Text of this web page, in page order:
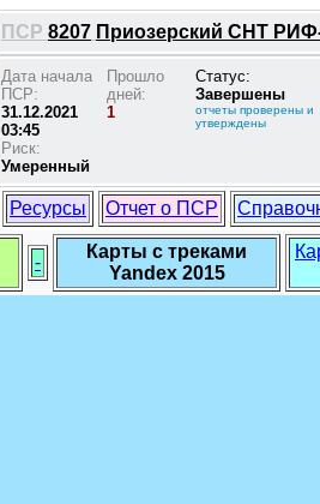
ПСР 8207 Приозерский СНТ
Дата начала
ПСР:
31.12.2021
03:45
Риск:
Умеренный
Прошло
дней:
1
Статус:
Завершены
отчеты проверены и
утверждены
Ресурсы Отчет о ПСР
-
Карты с треками
Yandex 2015